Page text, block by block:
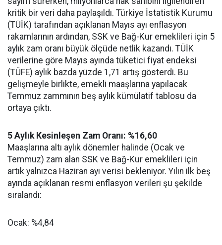
kritik bir veri daha paylaşıldı. Türkiye İstatistik Kurumu
(TÜİK) tarafından açıklanan Mayıs ayı enflasyon
rakamlarının ardından, SSK ve Bağ-Kur emeklileri için 5
aylık zam oranı büyük ölçüde netlik kazandı. TÜİK
verilerine göre Mayıs ayında tüketici fiyat endeksi
(TÜFE) aylık bazda yüzde 1,71 artış gösterdi. Bu
gelişmeyle birlikte, emekli maaşlarına yapılacak
Temmuz zammının beş aylık kümülatif tablosu da
ortaya çıktı.
5 Aylık Kesinleşen Zam Oranı: %16,60
Maaşlarına altı aylık dönemler halinde (Ocak ve
Temmuz) zam alan SSK ve Bağ-Kur emeklileri için
artık yalnızca Haziran ayı verisi bekleniyor. Yılın ilk beş
ayında açıklanan resmi enflasyon verileri şu şekilde
sıralandı:
Ocak: %4,84